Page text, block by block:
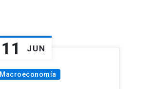
11 JUN
Macroeconomía